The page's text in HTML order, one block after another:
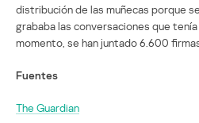
distribución de las muñecas porque
grababa las conversaciones que
momento, se han juntado 6.600
Fuentes
The Guardian